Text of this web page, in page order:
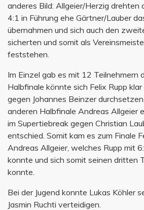
anderes Bild: Allgeier/Herzig drehten
4:1 in Führung ehe Gärtner/Lauber
übernahmen und sich auch den
sicherten und somit als
feststehen.
Im Einzel gab es mit 12 Teilnehmern
Halbfinale könnte sich Felix Rupp
gegen Johannes Beinzer
anderen Halbfinale Andreas Allgeier
im Supertiebreak gegen Christian
entschied. Somit kam es zum Finale
Andreas Allgeier, welches Rupp mit
konnte und sich somit seinen dritten
konnte.
Bei der Jugend konnte Lukas Köhler
Jasmin Ruchti verteidigen.